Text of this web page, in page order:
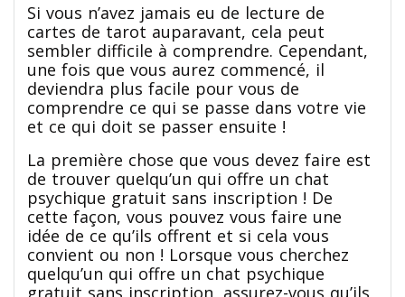
Si vous n’avez jamais eu de lecture de
cartes de tarot auparavant, cela peut
sembler difficile à comprendre. Cependant,
une fois que vous aurez commencé, il
deviendra plus facile pour vous de
comprendre ce qui se passe dans votre vie
et ce qui doit se passer ensuite !
La première chose que vous devez faire est
de trouver quelqu’un qui offre un chat
psychique gratuit sans inscription ! De
cette façon, vous pouvez vous faire une
idée de ce qu’ils offrent et si cela vous
convient ou non ! Lorsque vous cherchez
quelqu’un qui offre un chat psychique
gratuit sans inscription, assurez-vous qu’ils